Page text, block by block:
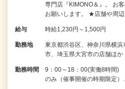
専門店『KIMONO＆』。 お
お願いします。 ★店舗や周
給与 時給1,230円～1,500円
勤務地
東京都渋谷区、神奈川県横
市、埼玉県大宮市の店舗ほ
勤務時間
9：00～18：00(実働8時間
のみ（催事開催の時期限定